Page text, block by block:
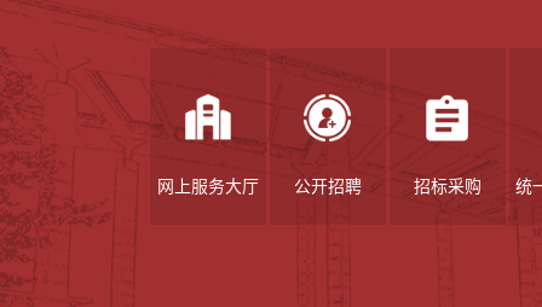
网上服务大厅 公开招聘 招标采购 统